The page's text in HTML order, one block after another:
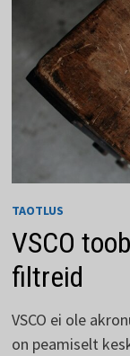
TAOTLUS
VSCO
filtreid
VSCO ei ole
on peamiselt